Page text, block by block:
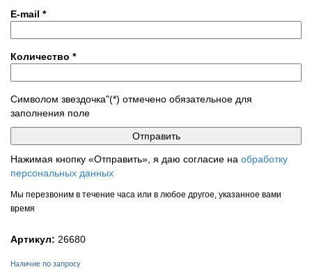
E-mail *
Количество *
Символом звездочка"(*) отмечено обязательное для
заполнения поле
Нажимая кнопку «Отправить», я даю согласие на обработку
персональных данных
Мы перезвоним в течение часа или в любое другое, указанное вами
время
Артикул: 26680
Наличие по запросу